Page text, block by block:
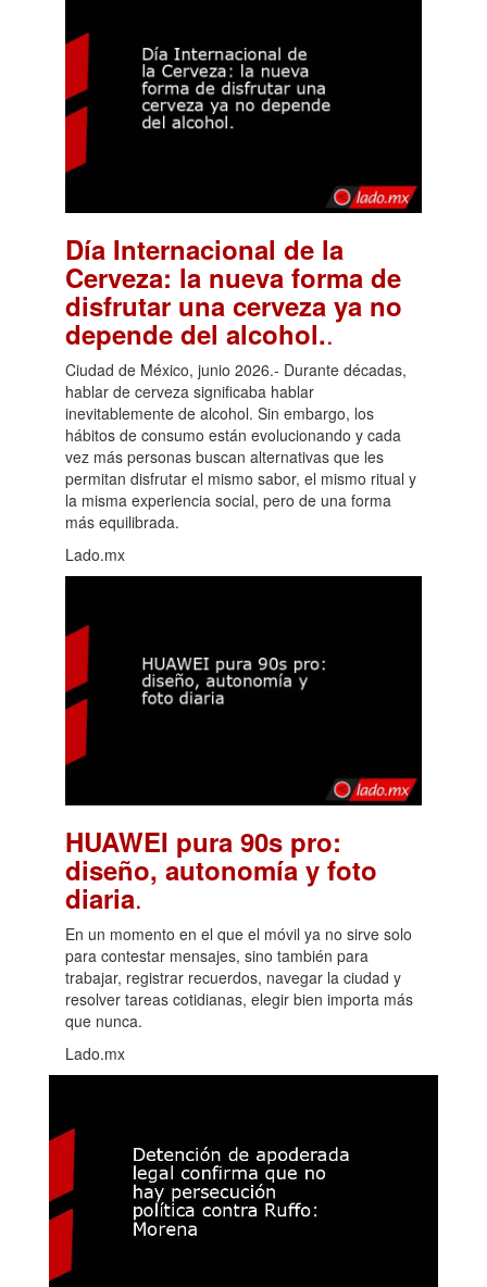
Día Internacional de la
Cerveza: la nueva forma de
disfrutar una cerveza ya no
depende del alcohol..
Ciudad de México, junio 2026.- Durante décadas,
hablar de cerveza significaba hablar
inevitablemente de alcohol. Sin embargo, los
hábitos de consumo están evolucionando y cada
vez más personas buscan alternativas que les
permitan disfrutar el mismo sabor, el mismo ritual y
la misma experiencia social, pero de una forma
más equilibrada.
Lado.mx
HUAWEI pura 90s pro:
diseño, autonomía y foto
diaria.
En un momento en el que el móvil ya no sirve solo
para contestar mensajes, sino también para
trabajar, registrar recuerdos, navegar la ciudad y
resolver tareas cotidianas, elegir bien importa más
que nunca.
Lado.mx